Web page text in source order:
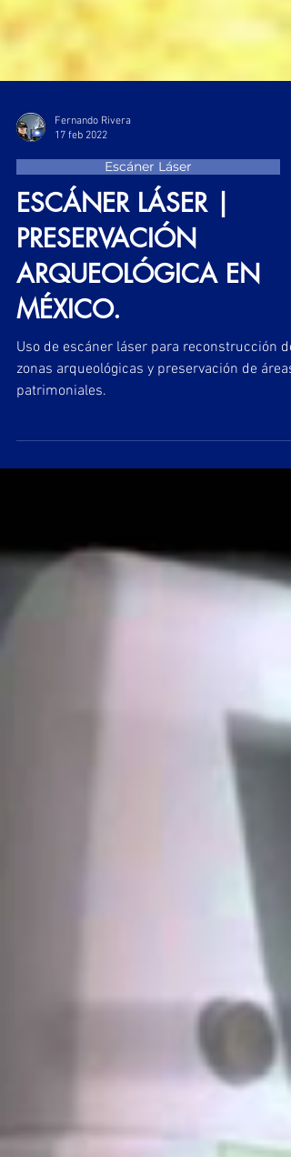
Fernando Rivera
17 feb 2022
Escáner Láser
ESCÁNER LÁSER |
PRESERVACIÓN
ARQUEOLÓGICA EN
MÉXICO.
Uso de escáner láser para reconstrucción de